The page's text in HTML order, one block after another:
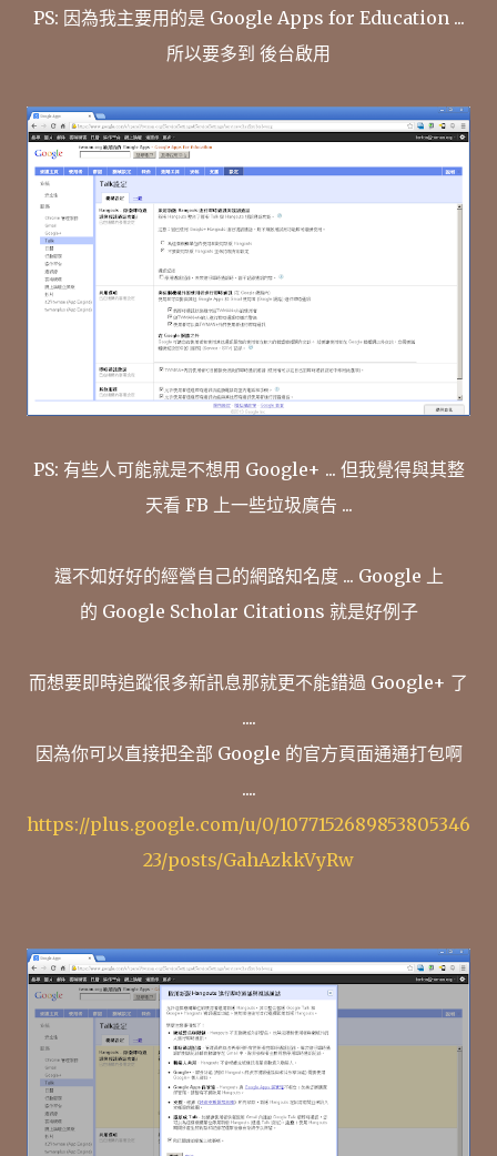
PS: 因為我主要用的是 Google Apps for Education ...
所以要多到 後台啟用
PS: 有些人可能就是不想用 Google+ ... 但我覺得與其整
天看 FB 上一些垃圾廣告 ...
還不如好好的經營自己的網路知名度 ... Google 上
的 Google Scholar Citations 就是好例子
而想要即時追蹤很多新訊息那就更不能錯過 Google+ 了
....
因為你可以直接把全部 Google 的官方頁面通通打包啊
....
https://plus.google.com/u/0/1077152689853805346
23/posts/GahAzkkVyRw